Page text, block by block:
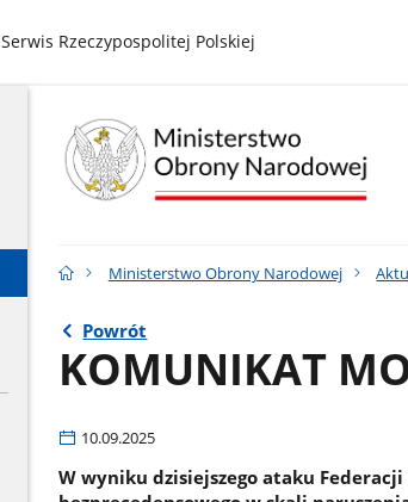
gov.pl
Serwis Rzeczypospolitej Polskiej
Ministerstwo Obrony Narodowej
Powrót
KOMUNIKAT
10.09.2025
W wyniku dzisiejszego ataku